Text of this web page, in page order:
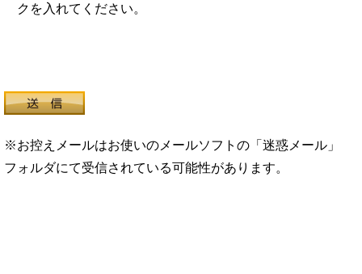
クを入れてください。
※お控えメールはお使いのメールソフトの「迷惑メール」
フォルダにて受信されている可能性があります。